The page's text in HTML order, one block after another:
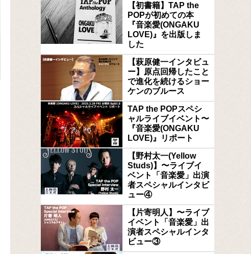
【初書籍】TAP the
POPが初めての本
『音楽愛(ONGAKU
LOVE)』を出版しま
した
【萩原健一インタビュ
ー】原点回帰したこと
で進化を続けるショー
ケンのブルース
TAP the POPスペシ
ャルライブイベント〜
『音楽愛(ONGAKU
LOVE)』リポート
【野村太一(Yellow
Studs)】〜ライブイ
ベント「音楽愛」出演
者スペシャルインタビ
ュー④
【片寄明人】〜ライブ
イベント「音楽愛」出
演者スペシャルインタ
ビュー③